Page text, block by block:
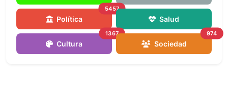
Política
5457
Salud
Cultura
1367
Sociedad
974